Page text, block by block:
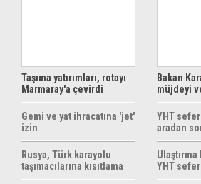
Taşıma yatırımları, rotayı
Marmaray'a çevirdi
Gemi ve yat ihracatına 'jet'
izin
Rusya, Türk karayolu
taşımacılarına kısıtlama
getirebilir
Bakan
müjdeyi
ücretsiz
YHT
aradan
Ulaştırma
YHT
başlıyor